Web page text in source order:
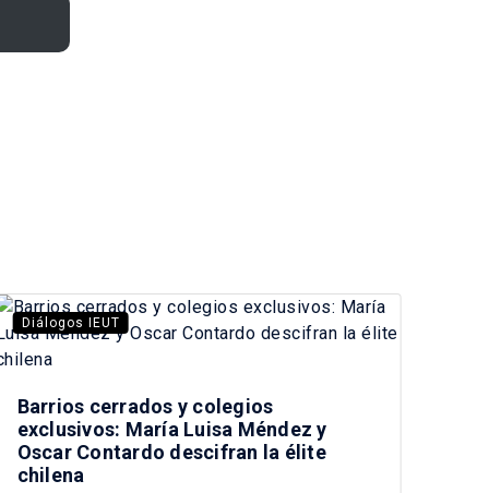
Diálogos IEUT
Barrios cerrados y colegios
exclusivos: María Luisa Méndez y
Oscar Contardo descifran la élite
chilena